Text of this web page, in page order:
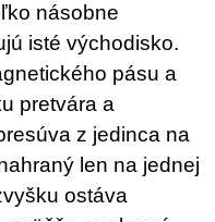
násobne
isté východisko.
pásu a
pretvára a
z jedinca na
len na jednej
ostáva